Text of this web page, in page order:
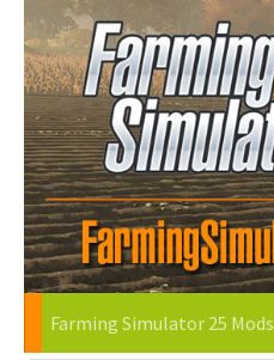
Farming Simulator 25 Mods